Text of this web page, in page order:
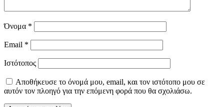
Όνομα *
Email *
Ιστότοπος
Αποθήκευσε το όνομά μου, email, και τον ιστότοπο μου σε
αυτόν τον πλοηγό για την επόμενη φορά που θα σχολιάσω.